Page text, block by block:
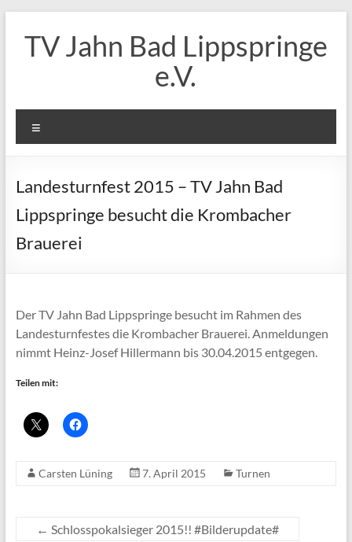
Inhalt
springen
TV Jahn Bad Lippspringe
e.V.
Landesturnfest 2015 – TV Jahn Bad
Lippspringe besucht die Krombacher
Brauerei
Der TV Jahn Bad Lippspringe besucht im Rahmen des
Landesturnfestes die Krombacher Brauerei. Anmeldungen
nimmt Heinz-Josef Hillermann bis 30.04.2015 entgegen.
Teilen mit:
Carsten Lüning 7. April 2015 Turnen
← Schlosspokalsieger 2015!! #Bilderupdate#